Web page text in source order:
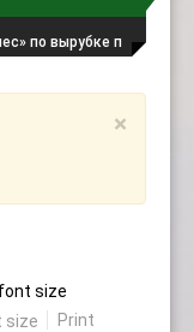
по вырубке п
×
font size
Print